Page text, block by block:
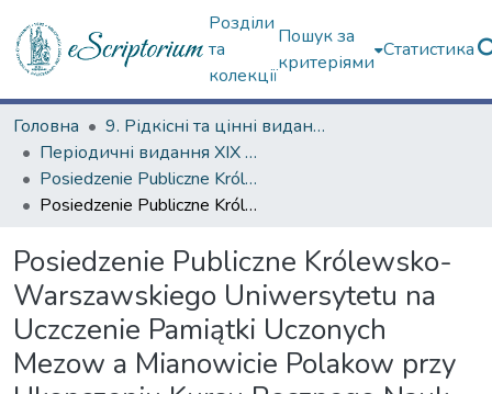
Розділи
та
колекції
Пошук за
критеріями
Статистика
Головна
9. Рідкісні та цінні видання
Періодичні видання ХІХ ст.
Posiedzenie Publiczne Królewskiego Warszawskiego Uniwersytetu
Posiedzenie Publiczne Królewsko-Warszawskiego Uniwersytetu na Uczczenie Pamiątki Uczonych Mezow a Mianowicie Polakow przy Ukonczeniu Kursu Rocznego Nauk Odbyte dnia 3 lipca 1821 roku
Posiedzenie Publiczne Królewsko-
Warszawskiego Uniwersytetu na
Uczczenie Pamiątki Uczonych
Mezow a Mianowicie Polakow przy